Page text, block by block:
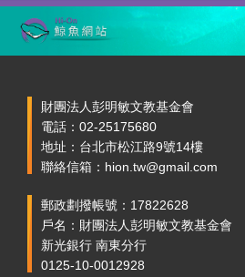
財團法人彭明敏文教基金會
電話：02-25175680
地址：台北市松江路9號14樓
聯絡信箱：hion.tw@gmail.com
郵政劃撥帳號：17822628
戶名：財團法人彭明敏文教基金會
新光銀行 南東分行
0125-10-0012928